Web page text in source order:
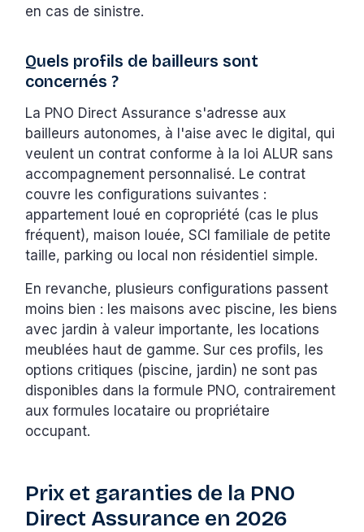
en cas de sinistre.
Quels profils de bailleurs sont
concernés ?
La PNO Direct Assurance s'adresse aux
bailleurs autonomes, à l'aise avec le digital, qui
veulent un contrat conforme à la loi ALUR sans
accompagnement personnalisé. Le contrat
couvre les configurations suivantes :
appartement loué en copropriété (cas le plus
fréquent), maison louée, SCI familiale de petite
taille, parking ou local non résidentiel simple.
En revanche, plusieurs configurations passent
moins bien : les maisons avec piscine, les biens
avec jardin à valeur importante, les locations
meublées haut de gamme. Sur ces profils, les
options critiques (piscine, jardin) ne sont pas
disponibles dans la formule PNO, contrairement
aux formules locataire ou propriétaire
occupant.
Prix et garanties de la PNO
Direct Assurance en 2026